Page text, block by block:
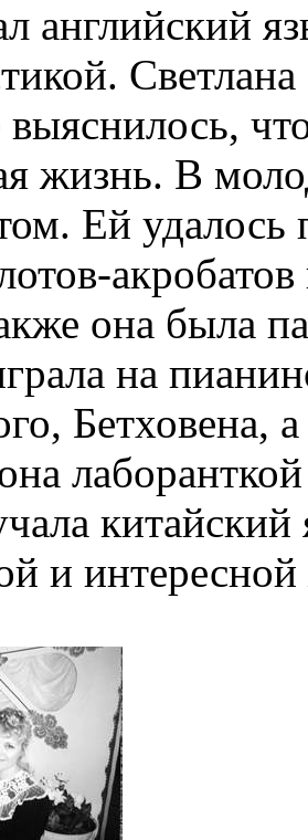
английский
выяснилось,
жизнь. В
Ей удалось
она была
на
Бетховена,
китайский
и